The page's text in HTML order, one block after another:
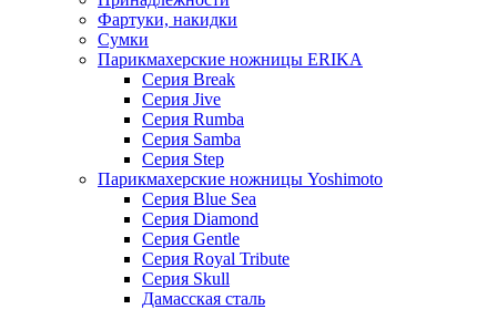
Фартуки, накидки
Сумки
Парикмахерские ножницы ERIKA
Серия Break
Серия Jive
Серия Rumba
Серия Samba
Серия Step
Парикмахерские ножницы Yoshimoto
Серия Blue Sea
Серия Diamond
Серия Gentle
Серия Royal Tribute
Серия Skull
Дамасская сталь